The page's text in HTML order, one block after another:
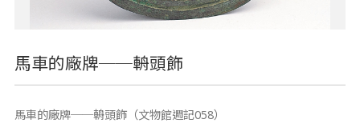
馬車的廠牌──輈頭飾
馬車的廠牌──輈頭飾（​文物館週記058）